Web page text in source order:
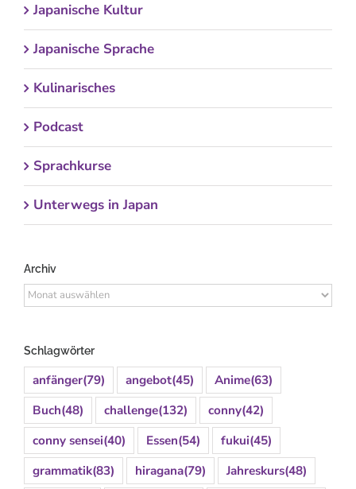
Japanische Kultur
Japanische Sprache
Kulinarisches
Podcast
Sprachkurse
Unterwegs in Japan
Archiv
Archiv
Schlagwörter
anfänger(79) angebot(45) Anime(63)
Buch(48) challenge(132) conny(42)
conny sensei(40) Essen(54) fukui(45)
grammatik(83) hiragana(79) Jahreskurs(48)